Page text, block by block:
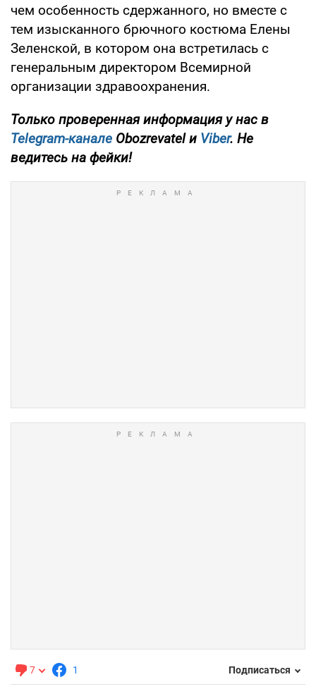
чем особенность сдержанного, но вместе с
тем изысканного брючного костюма Елены
Зеленской, в котором она встретилась с
генеральным директором Всемирной
организации здравоохранения.
Только проверенная информация у нас в
Telegram-канале Obozrevatel и Viber. Не
ведитесь на фейки!
7 1 Подписаться